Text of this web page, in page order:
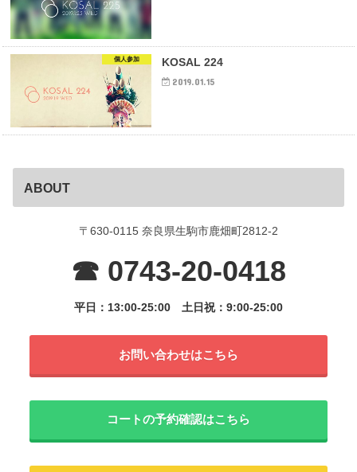
個人参加 KOSAL 224
2019.01.15
ABOUT
〒630-0115 奈良県生駒市鹿畑町2812-2
☎ 0743-20-0418
平日：13:00-25:00 土日祝：9:00-25:00
お問い合わせはこちら
コートの予約確認はこちら